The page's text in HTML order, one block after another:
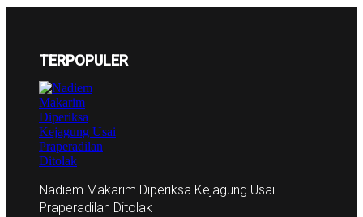
TERPOPULER
Nadiem Makarim Diperiksa Kejagung Usai
Praperadilan Ditolak